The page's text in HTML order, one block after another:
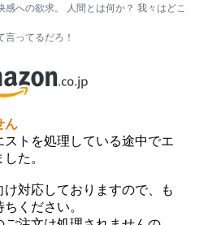
感への欲求。 人間とは何か？ 我々はどこ
ってるだろ！